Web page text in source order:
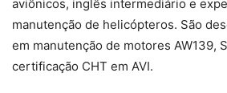
aviônicos, inglês intermediário e
manutenção de helicópteros. São
em manutenção de motores AW139,
certificação CHT em AVI.